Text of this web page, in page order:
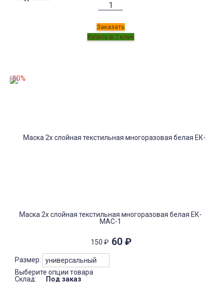
Заказать
Маска 2х слойная текстильная многоразовая белая ЕК-
МАС-1
150 ₽ 60 ₽
Размер:
Выберите опции товара
Склад:
Под заказ
-60%